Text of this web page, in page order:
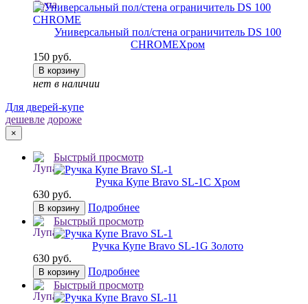
Универсальный пол/стена ограничитель DS 100
CHROMEХром
150 руб.
В корзину
нет в наличии
Для дверей-купе
дешевле дороже
×
Быстрый просмотр
Ручка Купе Bravo SL-1C Хром
630 руб.
В корзину
Подробнее
Быстрый просмотр
Ручка Купе Bravo SL-1G Золото
630 руб.
В корзину
Подробнее
Быстрый просмотр